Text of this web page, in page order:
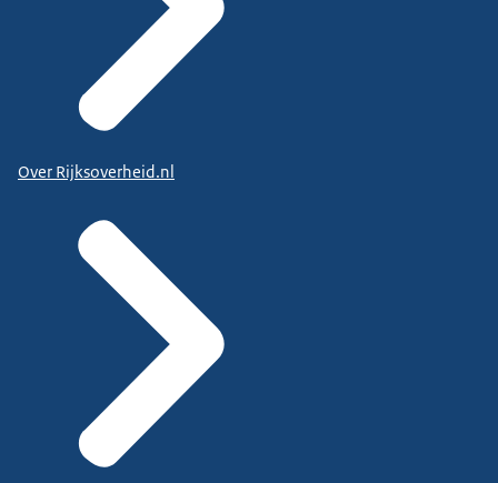
Over Rijksoverheid.nl